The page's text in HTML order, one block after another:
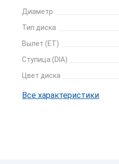
Диаметр
Тип диска
Вылет (ET)
Ступица (DIA)
Цвет диска
Все характеристики